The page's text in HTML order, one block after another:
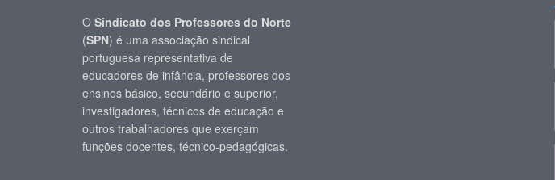
O Sindicato dos Professores do Norte
(SPN) é uma associação sindical
portuguesa representativa de
educadores de infância, professores dos
ensinos básico, secundário e superior,
investigadores, técnicos de educação e
outros trabalhadores que exerçam
funções docentes, técnico-pedagógicas.